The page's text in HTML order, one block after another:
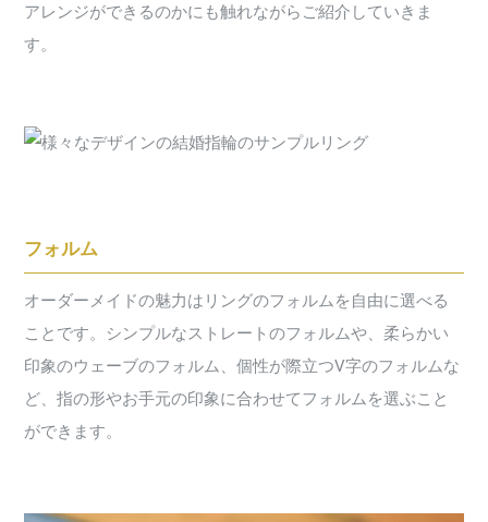
アレンジができるのかにも触れながらご紹介していきま
す。
フォルム
オーダーメイドの魅力はリングのフォルムを自由に選べる
ことです。シンプルなストレートのフォルムや、柔らかい
印象のウェーブのフォルム、個性が際立つV字のフォルムな
ど、指の形やお手元の印象に合わせてフォルムを選ぶこと
ができます。